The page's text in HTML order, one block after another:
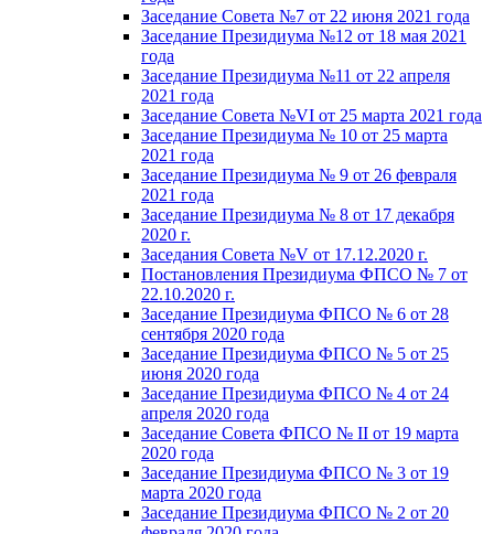
Заседание Совета №7 от 22 июня 2021 года
Заседание Президиума №12 от 18 мая 2021
года
Заседание Президиума №11 от 22 апреля
2021 года
Заседание Совета №VI от 25 марта 2021 года
Заседание Президиума № 10 от 25 марта
2021 года
Заседание Президиума № 9 от 26 февраля
2021 года
Заседание Президиума № 8 от 17 декабря
2020 г.
Заседания Совета №V от 17.12.2020 г.
Постановления Президиума ФПСО № 7 от
22.10.2020 г.
Заседание Президиума ФПСО № 6 от 28
сентября 2020 года
Заседание Президиума ФПСО № 5 от 25
июня 2020 года
Заседание Президиума ФПСО № 4 от 24
апреля 2020 года
Заседание Совета ФПСО № II от 19 марта
2020 года
Заседание Президиума ФПСО № 3 от 19
марта 2020 года
Заседание Президиума ФПСО № 2 от 20